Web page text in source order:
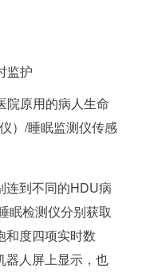
监护
院原用的病人生命
）/睡眠监测仪传感
连到不同的HDU病
眠检测仪分别获取
和度四项实时数
器人屏上显示，也